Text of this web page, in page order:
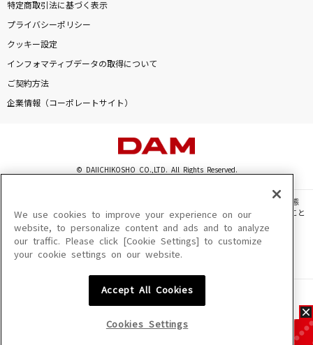
特定商取引法に基づく表示
プライバシーポリシー
クッキー設定
インフォマティブデータの取得について
ご契約方法
企業情報（コーポレートサイト）
© DAIICHIKOSHO CO.,LTD. All Rights Reserved.
このサイトに掲載されている一切の文章・画像・写真・動画・音声等を、手段や形態
を問わず、著作権法の定める範囲を超えて無断で複製、転載、ファイル化などすること
を禁じます。
楽曲及びコンテンツは、機種によりご利用いただけない場合があります。
楽曲及びコンテンツの配信日、配信内容が変更になる場合があります。
We use cookies to improve your experience on our
website, to personalize content and ads and to analyze
our traffic. Please click [Cookie Settings] to customize
your cookie settings on our website.
Accept All Cookies
Cookies Settings